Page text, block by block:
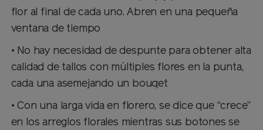
flor al final de cada uno. Abren en una pequeña
ventana de tiempo
• No hay necesidad de despunte para obtener alta
calidad de tallos con múltiples flores en la punta,
cada una asemejando un bouqet
• Con una larga vida en florero, se dice que “crece”
en los arreglos florales mientras sus botones se